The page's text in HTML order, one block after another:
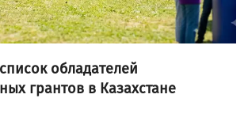
обладателей
грантов в Казахстане